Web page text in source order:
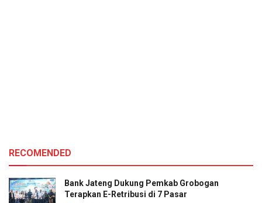
RECOMENDED
Bank Jateng Dukung Pemkab Grobogan
Terapkan E-Retribusi di 7 Pasar